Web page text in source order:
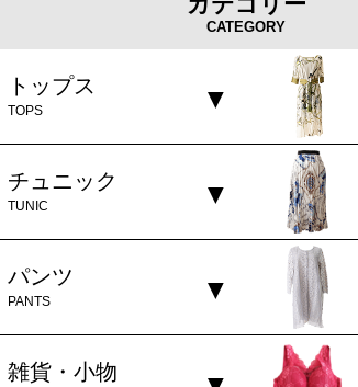
CATEGORY
トップス
TOPS
チュニック
TUNIC
パンツ
PANTS
雑貨・小物